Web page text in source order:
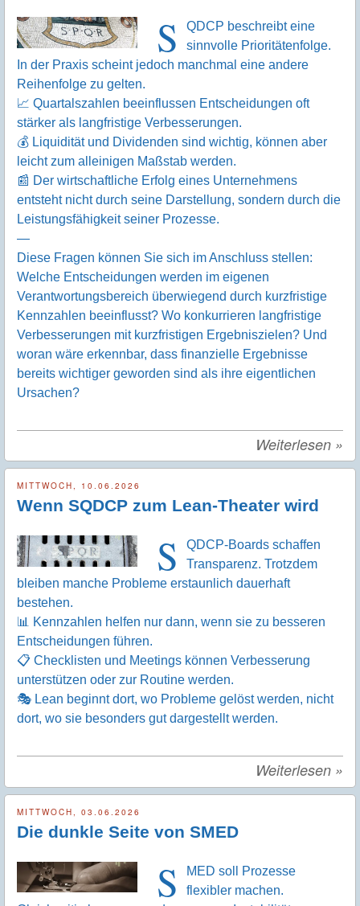
S
QDCP beschreibt eine
sinnvolle Prioritätenfolge.
In der Praxis scheint jedoch manchmal eine andere
Reihenfolge zu gelten.
📈 Quartalszahlen beeinflussen Entscheidungen oft
stärker als langfristige Verbesserungen.
💰 Liquidität und Dividenden sind wichtig, können aber
leicht zum alleinigen Maßstab werden.
📰 Der wirtschaftliche Erfolg eines Unternehmens
entsteht nicht durch seine Darstellung, sondern durch die
Leistungsfähigkeit seiner Prozesse.
—
Diese Fragen können Sie sich im Anschluss stellen:
Welche Entscheidungen werden im eigenen
Verantwortungsbereich überwiegend durch kurzfristige
Kennzahlen beeinflusst? Wo konkurrieren langfristige
Verbesserungen mit kurzfristigen Ergebniszielen? Und
woran wäre erkennbar, dass finanzielle Ergebnisse
bereits wichtiger geworden sind als ihre eigentlichen
Ursachen?
Weiterlesen »
MITTWOCH, 10.06.2026
Wenn SQDCP zum Lean-Theater wird
S
QDCP-Boards schaffen
Transparenz. Trotzdem
bleiben manche Probleme erstaunlich dauerhaft
bestehen.
📊 Kennzahlen helfen nur dann, wenn sie zu besseren
Entscheidungen führen.
📋 Checklisten und Meetings können Verbesserung
unterstützen oder zur Routine werden.
🎭 Lean beginnt dort, wo Probleme gelöst werden, nicht
dort, wo sie besonders gut dargestellt werden.
Weiterlesen »
MITTWOCH, 03.06.2026
Die dunkle Seite von SMED
S
MED soll Prozesse
flexibler machen.